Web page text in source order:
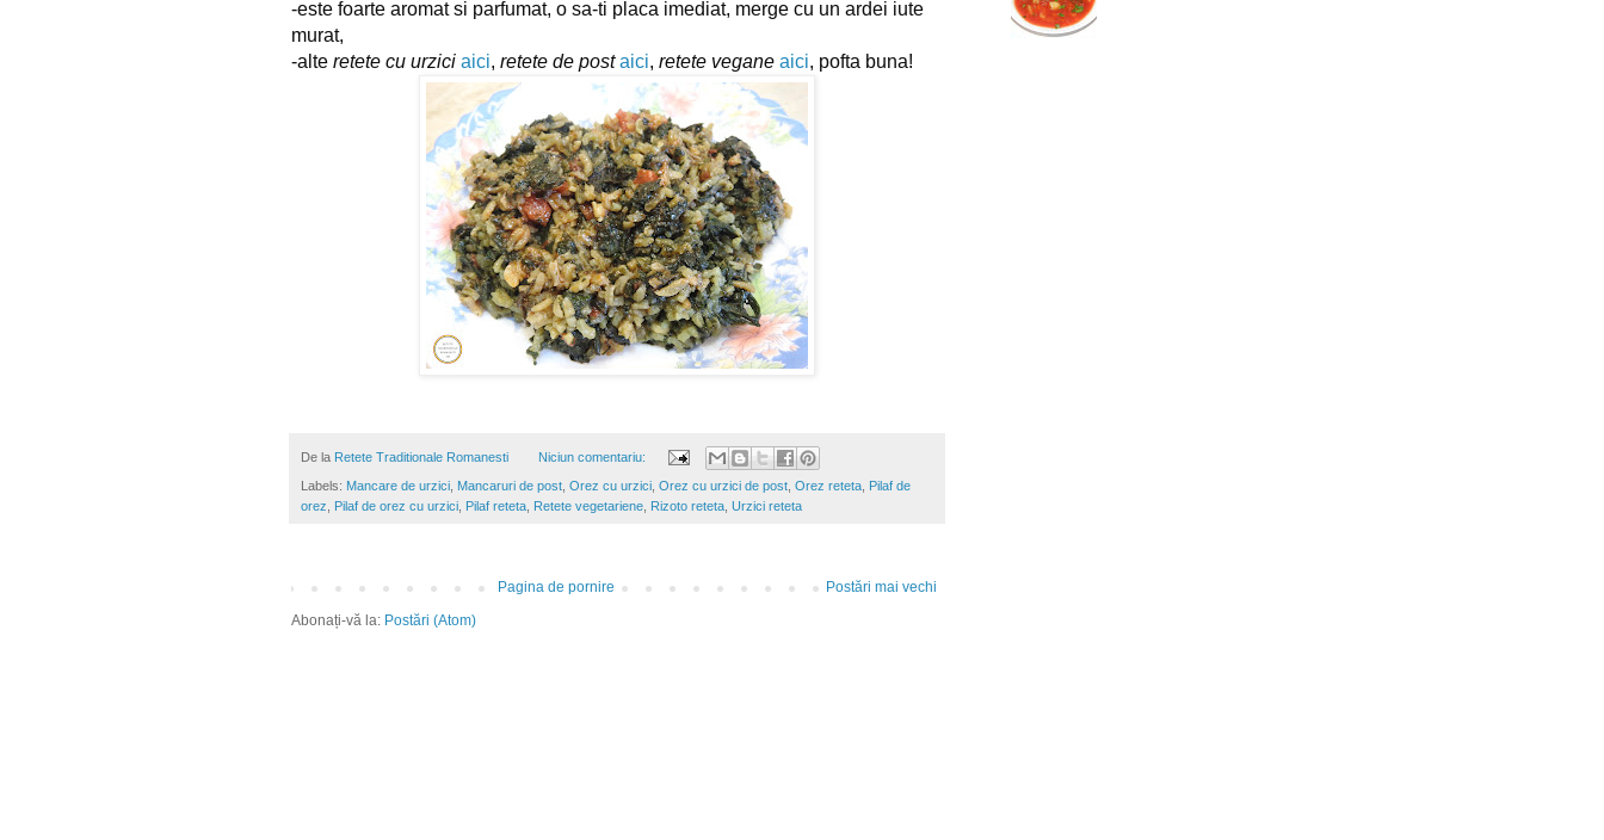
-este foarte aromat si parfumat, o sa-ti placa imediat, merge cu un ardei iute
murat,
-alte retete cu urzici aici, retete de post aici, retete vegane aici, pofta buna!
De la Retete Traditionale Romanesti Niciun comentariu:
Labels: Mancare de urzici Mancaruri de post Orez cu urzici Orez cu urzici de post Orez reteta Pilaf de
orez
Pilaf de orez cu urzici Pilaf reteta Retete vegetariene Rizoto reteta Urzici reteta
Postări mai vechi
Pagina de pornire
Abonați-vă la: Postări (Atom)